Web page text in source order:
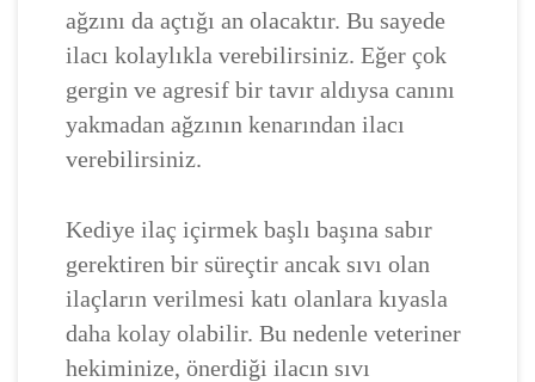
ağzını da açtığı an olacaktır. Bu sayede
ilacı kolaylıkla verebilirsiniz. Eğer çok
gergin ve agresif bir tavır aldıysa canını
yakmadan ağzının kenarından ilacı
verebilirsiniz.
Kediye ilaç içirmek başlı başına sabır
gerektiren bir süreçtir ancak sıvı olan
ilaçların verilmesi katı olanlara kıyasla
daha kolay olabilir. Bu nedenle veteriner
hekiminize, önerdiği ilacın sıvı